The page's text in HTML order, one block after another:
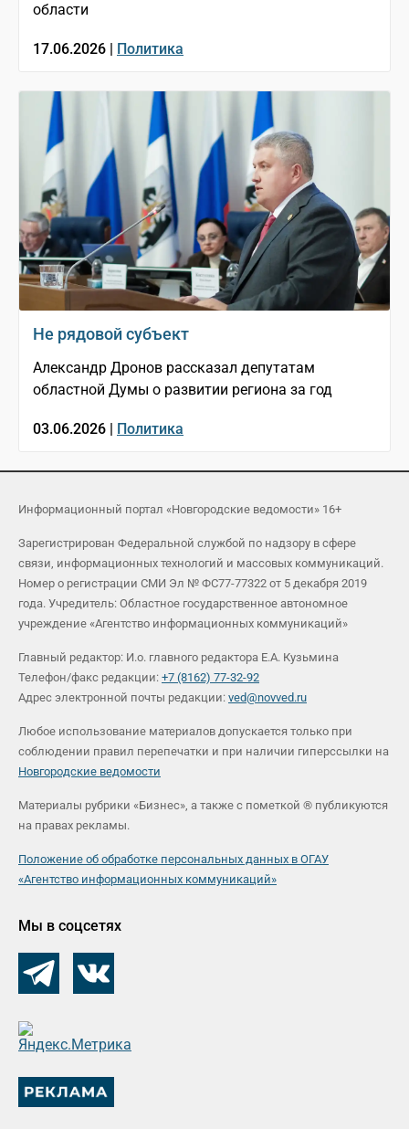
области
17.06.2026 | Политика
Не рядовой субъект
Александр Дронов рассказал депутатам
областной Думы о развитии региона за год
03.06.2026 | Политика
Информационный портал «Новгородские ведомости» 16+
Зарегистрирован Федеральной службой по надзору в сфере
связи, информационных технологий и массовых коммуникаций.
Номер о регистрации СМИ Эл № ФС77-77322 от 5 декабря 2019
года. Учредитель: Областное государственное автономное
учреждение «Агентство информационных коммуникаций»
Главный редактор: И.о. главного редактора Е.А. Кузьмина
Телефон/факс редакции: +7 (8162) 77-32-92
Адрес электронной почты редакции: ved@novved.ru
Любое использование материалов допускается только при
соблюдении правил перепечатки и при наличии гиперссылки на
Новгородские ведомости
Материалы рубрики «Бизнес», а также с пометкой ® публикуются
на правах рекламы.
Положение об обработке персональных данных в ОГАУ
«Агентство информационных коммуникаций»
Мы в соцсетях